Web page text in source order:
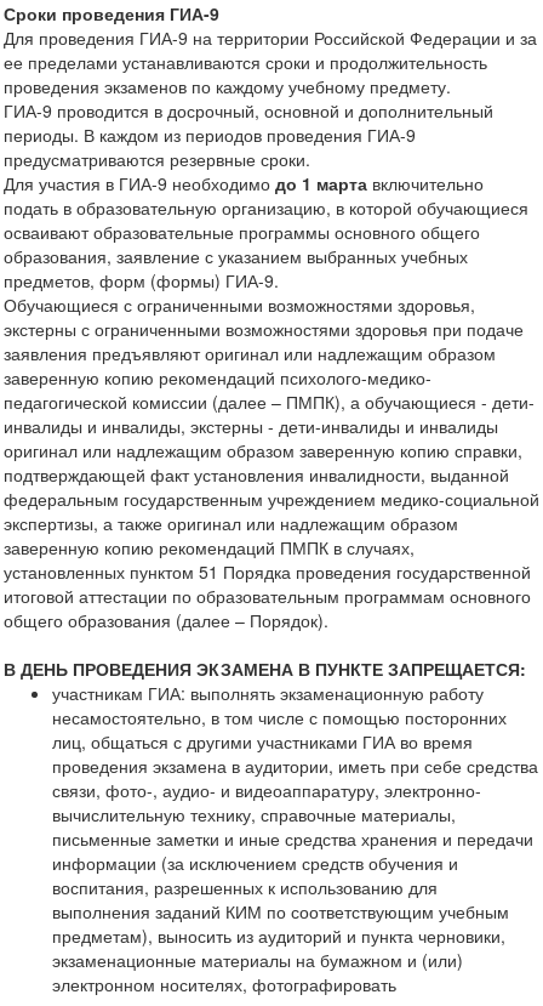
Сроки проведения ГИА-9
Для проведения ГИА-9 на территории Российской Федерации и за
ее пределами устанавливаются сроки и продолжительность
проведения экзаменов по каждому учебному предмету.
ГИА-9 проводится в досрочный, основной и дополнительный
периоды. В каждом из периодов проведения ГИА-9
предусматриваются резервные сроки.
Для участия в ГИА-9 необходимо до 1 марта включительно
подать в образовательную организацию, в которой обучающиеся
осваивают образовательные программы основного общего
образования, заявление с указанием выбранных учебных
предметов, форм (формы) ГИА-9.
Обучающиеся с ограниченными возможностями здоровья,
экстерны с ограниченными возможностями здоровья при подаче
заявления предъявляют оригинал или надлежащим образом
заверенную копию рекомендаций психолого-медико-
педагогической комиссии (далее – ПМПК), а обучающиеся - дети-
инвалиды и инвалиды, экстерны - дети-инвалиды и инвалиды
оригинал или надлежащим образом заверенную копию справки,
подтверждающей факт установления инвалидности, выданной
федеральным государственным учреждением медико-социальной
экспертизы, а также оригинал или надлежащим образом
заверенную копию рекомендаций ПМПК в случаях,
установленных пунктом 51 Порядка проведения государственной
итоговой аттестации по образовательным программам основного
общего образования (далее – Порядок).
В ДЕНЬ ПРОВЕДЕНИЯ ЭКЗАМЕНА В ПУНКТЕ ЗАПРЕЩАЕТСЯ:
участникам ГИА: выполнять экзаменационную работу
несамостоятельно, в том числе с помощью посторонних
лиц, общаться с другими участниками ГИА во время
проведения экзамена в аудитории, иметь при себе средства
связи, фото-, аудио- и видеоаппаратуру, электронно-
вычислительную технику, справочные материалы,
письменные заметки и иные средства хранения и передачи
информации (за исключением средств обучения и
воспитания, разрешенных к использованию для
выполнения заданий КИМ по соответствующим учебным
предметам), выносить из аудиторий и пункта черновики,
экзаменационные материалы на бумажном и (или)
электронном носителях, фотографировать